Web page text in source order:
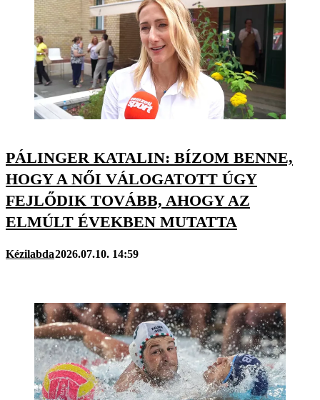
PÁLINGER KATALIN: BÍZOM BENNE,
HOGY A NŐI VÁLOGATOTT ÚGY
FEJLŐDIK TOVÁBB, AHOGY AZ
ELMÚLT ÉVEKBEN MUTATTA
Kézilabda2026.07.10. 14:59